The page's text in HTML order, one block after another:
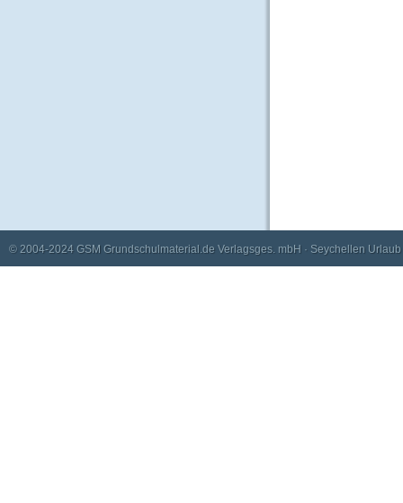
© 2004-2024 GSM Grundschulmaterial.de Verlagsges. mbH · Seychellen Urlaub